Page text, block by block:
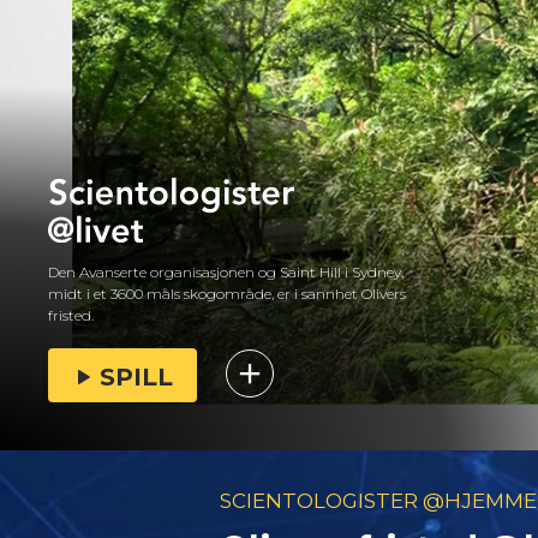
Den Avanserte organisasjonen og Saint Hill i Sydney,
midt i et 3600 måls skogområde, er i sannhet Olivers
fristed.
SPILL
SCIENTOLOGISTER @HJEMME